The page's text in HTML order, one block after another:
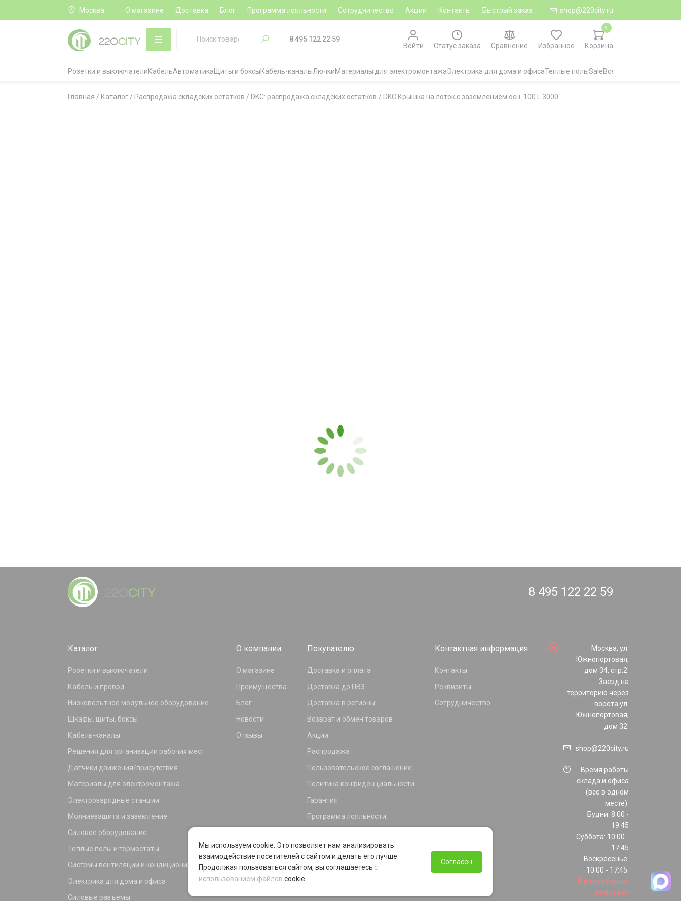
Москва О магазине Доставка Блог Программа лояльности Сотрудничество Акции Контакты Быстрый заказ shop@220city.ru
8 495 122 22 59
Войти
Статус заказа Сравнение Избранное Корзина
0
Розетки и выключателиКабельАвтоматика Щиты и боксыКабель-каналыЛючкиМатериалы для электромонтажаЭлектрика для дома и офисаТеплые полыSaleВсе категории
Главная / Каталог / Распродажа складских остатков / DKC: распродажа складских остатков / DKC Крышка на лоток с заземлением осн. 100 L 3000
8 495 122 22 59
Каталог
Розетки и выключатели
Кабель и провод
Низковольтное модульное оборудование
Шкафы, щиты, боксы
Кабель-каналы
Решения для организации рабочих мест
Датчики движения/присутствия
Материалы для электромонтажа
Электрозарядные станции
Молниезащита и заземление
Силовое оборудование
Теплые полы и термостаты
Системы вентиляции и кондиционирования
Электрика для дома и офиса
Силовые разъемы
О компании
О магазине
Преимущества
Блог
Новости
Отзывы
Покупателю
Доставка и оплата
Доставка до ПВЗ
Доставка в регионы
Возврат и обмен товаров
Акции
Распродажа
Пользовательское соглашение
Политика конфиденциальности
Гарантия
Программа лояльности
Контактная информация
Контакты
Реквизиты
Сотрудничество
Москва, ул.
Южнопортовая,
дом 34, стр.2.
Заезд на
территорию через
ворота ул.
Южнопортовая,
дом 32.
shop@220city.ru
Время работы
склада и офиса
(всё в одном
месте):
Будни: 8:00 -
19:45
Суббота: 10:00 -
17:45
Воскресенье:
10:00 - 17:45.
В воскресенье
работает
только шоурум!
Мы используем cookie. Это позволяет нам анализировать
взаимодействие посетителей с сайтом и делать его лучше.
Продолжая пользоваться сайтом, вы соглашаетесь с
использованием файлов cookie.
Согласен